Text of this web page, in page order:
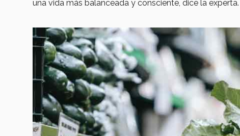
una vida más balanceada y consciente, dice la experta.